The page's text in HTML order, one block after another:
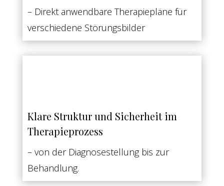
– Direkt anwendbare Therapiepläne für
verschiedene Störungsbilder
Klare Struktur und Sicherheit im
Therapieprozess
– von der Diagnosestellung bis zur
Behandlung.